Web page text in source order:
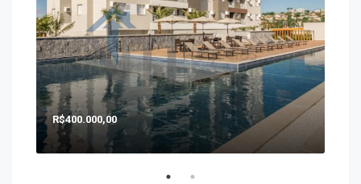
R$400.000,00